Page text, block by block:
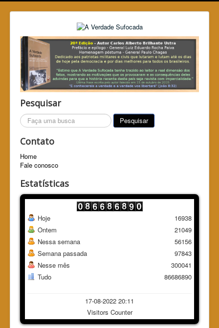
Pesquisar
Pesquisar... Pesquisar
Contato
Home
Fale conosco
Estatísticas
Hoje
Ontem
Nessa semana
Semana passada
Nesse mês
Tudo
16938
21049
56156
97843
300041
86686890
17-08-2022 20:11
Visitors Counter